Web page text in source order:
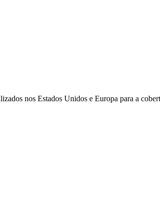
nos Estados Unidos e Europa para a